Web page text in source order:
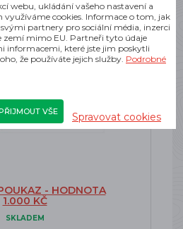
- HODNOTA
1.000 KČ
SKLADEM
webu, ukládání vašeho nastavení a
využíváme cookies. Informace o tom, jak
partnery pro sociální média, inzerci
mimo EU. Partneři tyto údaje
informacemi, které jste jim poskytli
že používáte jejich služby. Podrobné
VŠE Spravovat cookies